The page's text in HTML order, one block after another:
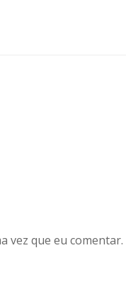
vez que eu comentar.